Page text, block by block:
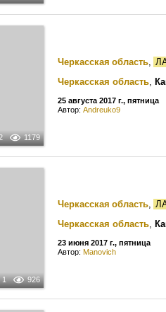
1179
Черкасская область,
Черкасская область,
25 августа 2017 г., пятница
Автор: Andreuko9
1 926
Черкасская область,
Черкасская область,
23 июня 2017 г., пятница
Автор: Manovich